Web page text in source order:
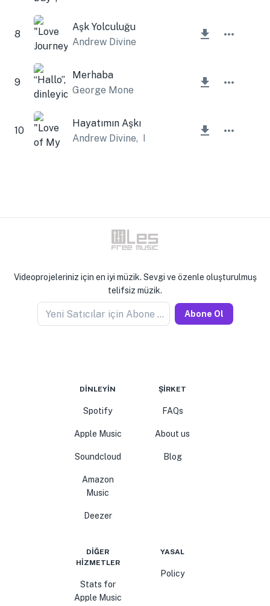
8
Aşk Yolculuğu
Andrew Divine
9
Merhaba
George Mone
10
Hayatımın Aşkı
Andrew Divine, Lesfm
Videoprojeleriniz için en iyi müzik. Sevgi ve özenle oluşturulmuş
telifsiz müzik.
Yeni Satıcılar için Abone Olun Abone Ol
DINLEYIN
Spotify
Apple Music
Soundcloud
Amazon
Music
Deezer
ŞIRKET
FAQs
About us
Blog
DIĞER
HIZMETLER
Stats for
Apple Music
YASAL
Policy